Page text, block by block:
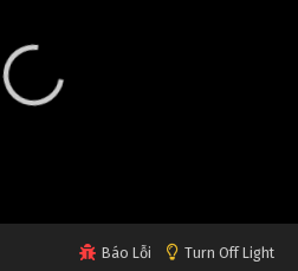
Báo Lỗi Turn Off Light
Hạn Tập 48
Giới Hạn Tập 46